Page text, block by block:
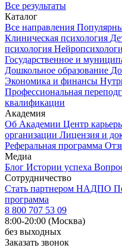
Все результаты
Каталог
Все направления
Клиническая психология
психология
Государственное и
Дошкольное образование
Экономика и финансы
Профессиональная
квалификации
Академия
Об Академии Центр
организации Лицензия и
Реферальная программа
Медиа
Блог Истории успеха
Сотрудничество
Стать партнером НАДПО
программа
8 800 707 53 09
8:00-20:00 (Москва)
без выходных
Заказать звонок